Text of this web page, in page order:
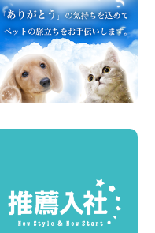
場!最大9,500円おト
谷店
100円レンタカー 鳥取青谷
2026年08月07日
東京都 墨田両国店
100円レンタカー 墨田両国
2026年08月07日
東京都 墨田文花店
ます! 神奈川県 横浜
円レンタカー 横浜旭南本宿町
2026年08月07日